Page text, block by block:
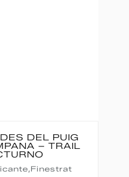
CANFRANC-
CANFRANC
Huesca,